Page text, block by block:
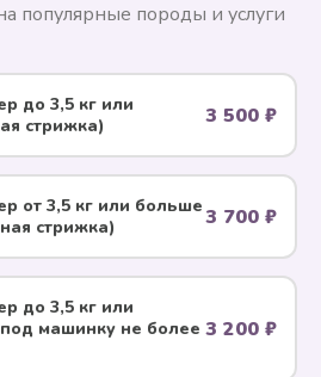
популярные породы и услуги
до 3,5 кг или
стрижка)
3 500 ₽
от 3,5 кг или больше
стрижка)
3 700 ₽
до 3,5 кг или
машинку не более 3 200 ₽